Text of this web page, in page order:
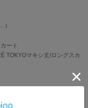
)
ート
TOKYOマキシ丈/ロングスカ
プレゼント！